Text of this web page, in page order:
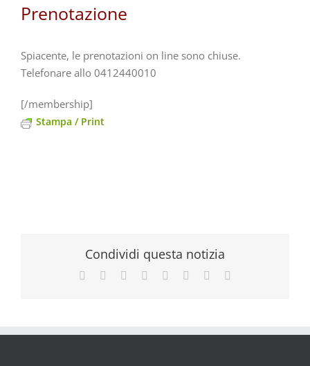
Prenotazione
Spiacente, le prenotazioni on line sono chiuse.
Telefonare allo 0412440010
[/membership]
Stampa / Print
Condividi questa notizia
Facebook Reddit LinkedIn
TumblrPinterest